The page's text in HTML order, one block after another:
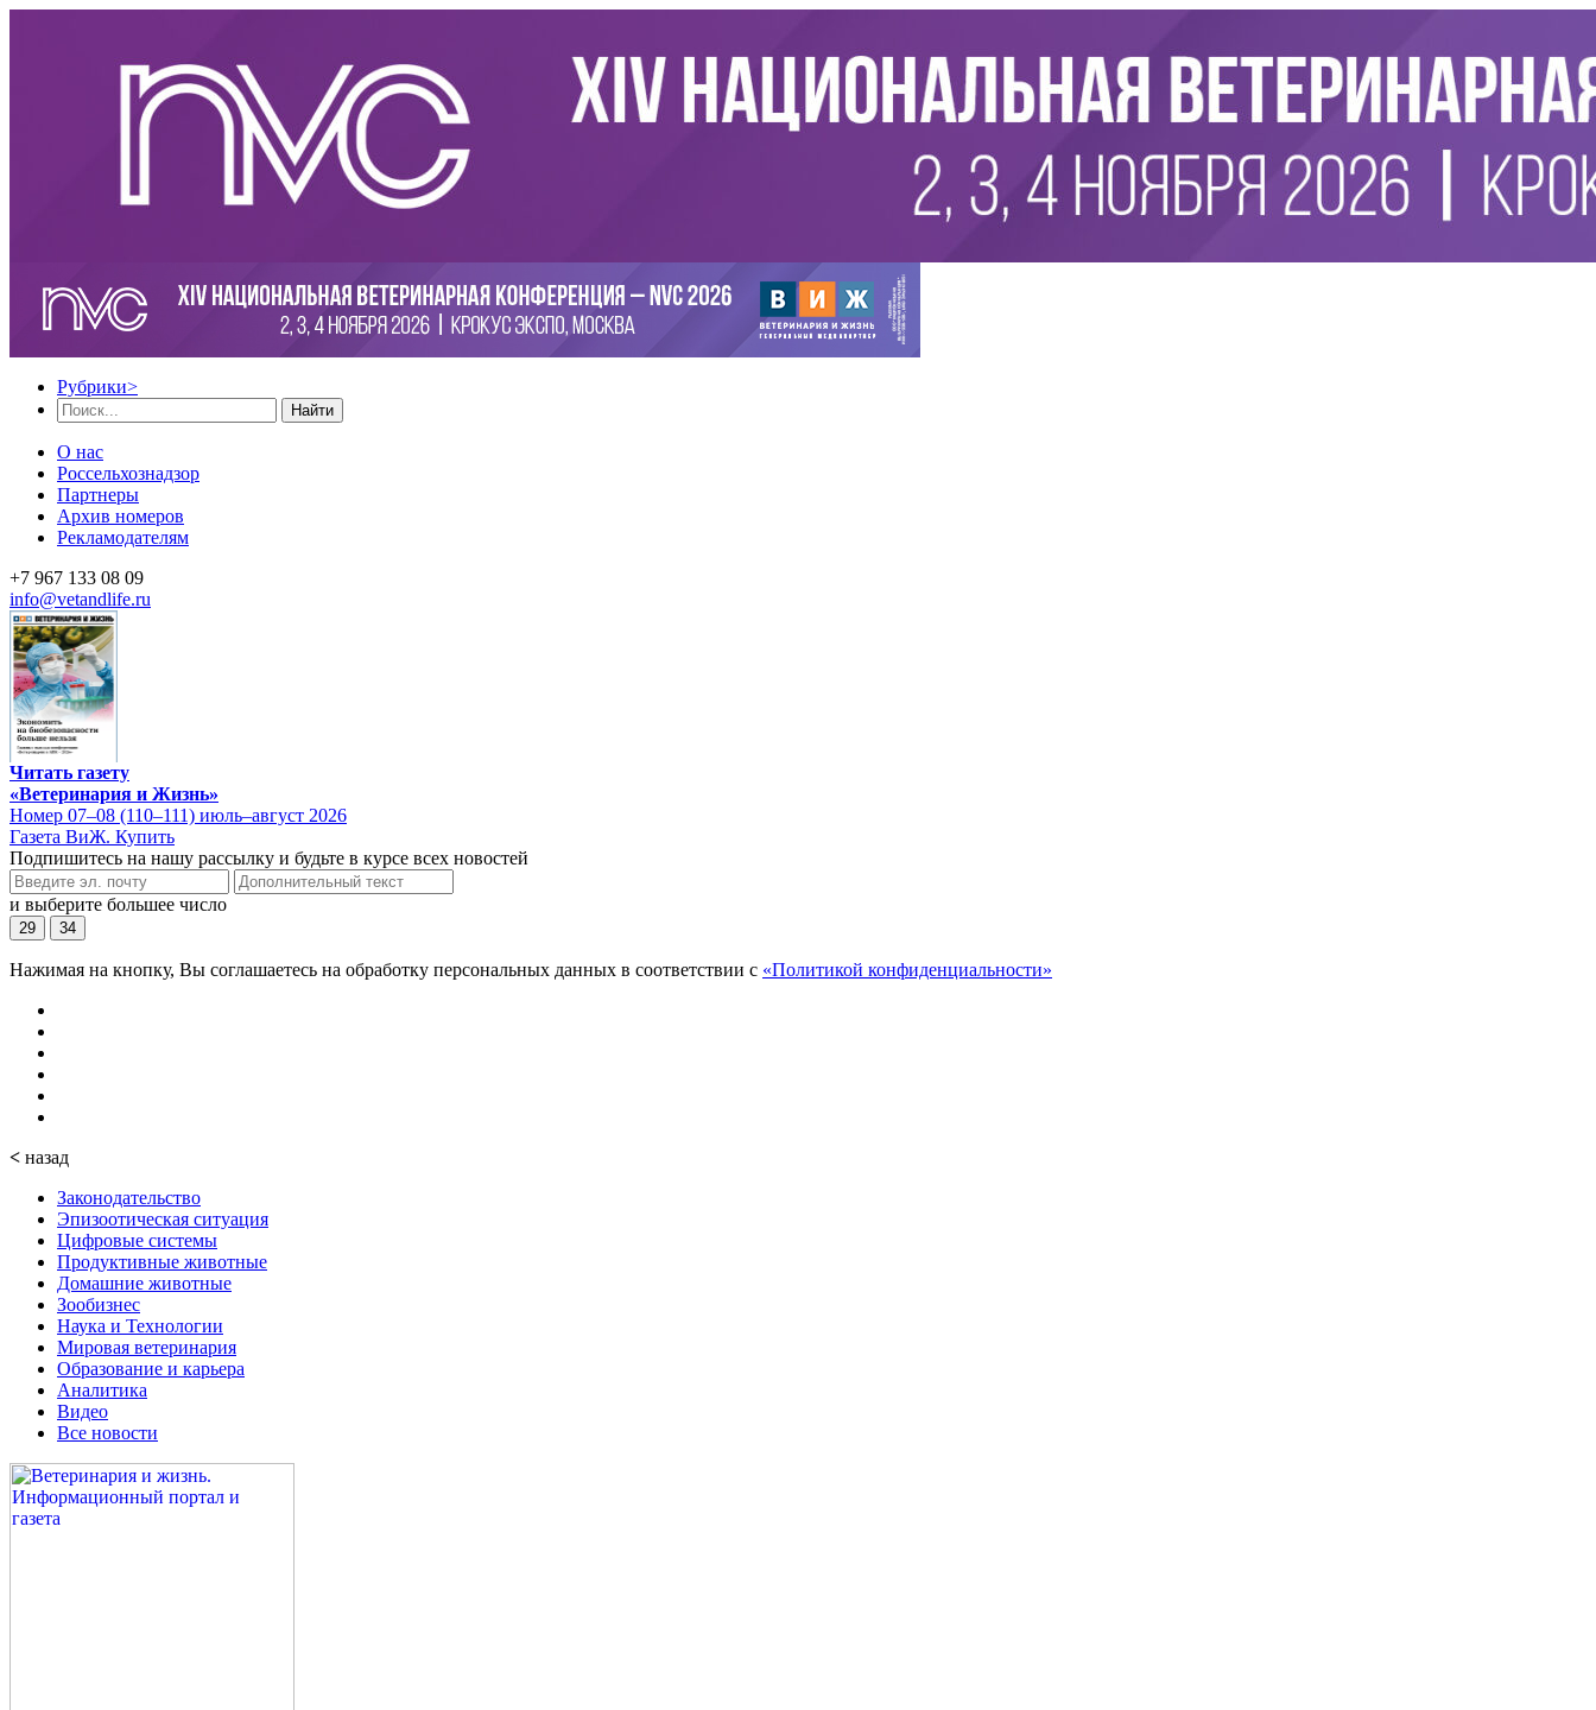
Рубрики>
Найти
О нас
Россельхознадзор
Партнеры
Архив номеров
Рекламодателям
+7 967 133 08 09
info@vetandlife.ru
Читать газету
«Ветеринария и Жизнь»
Номер 07–08 (110–111) июль–август 2026
Газета ВиЖ. Купить
Подпишитесь на нашу рассылку и будьте в курсе всех новостей
и выберите большее число
29 34
Нажимая на кнопку, Вы соглашаетесь на обработку персональных данных в соответствии с «Политикой конфиденциальности»
< назад
Законодательство
Эпизоотическая ситуация
Цифровые системы
Продуктивные животные
Домашние животные
Зообизнес
Наука и Технологии
Мировая ветеринария
Образование и карьера
Аналитика
Видео
Все новости